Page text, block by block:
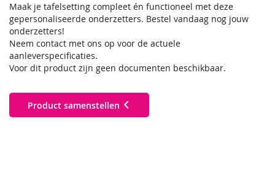
Maak je tafelsetting compleet én functioneel met deze
gepersonaliseerde onderzetters. Bestel vandaag nog jouw
onderzetters!
Neem contact met ons op voor de actuele
aanleverspecificaties.
Voor dit product zijn geen documenten beschikbaar.
Product samenstellen